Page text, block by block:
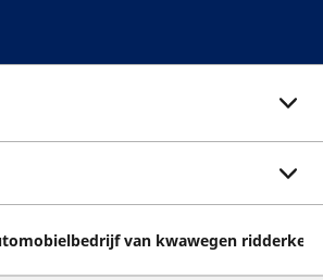
van kwawegen ridderkerk